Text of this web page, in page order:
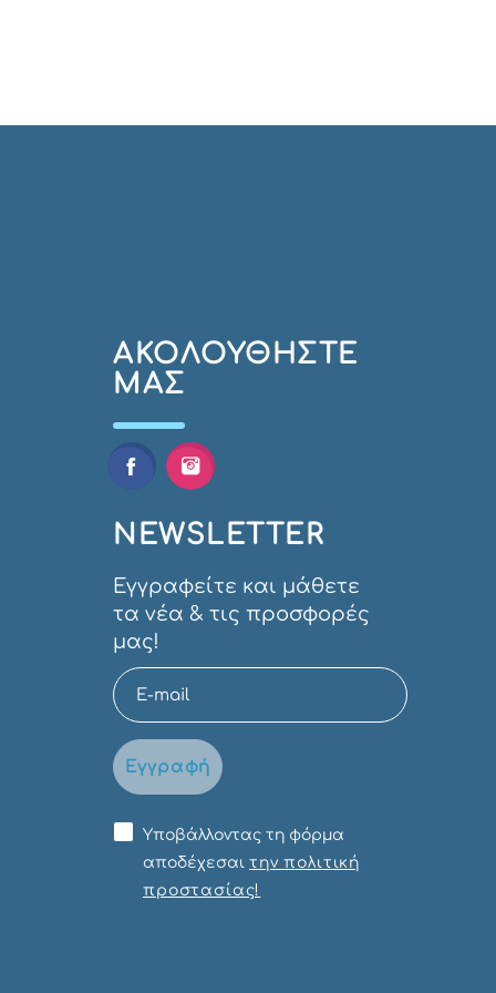
AΚΟΛΟΥΘΉΣΤΕ
ΜΑΣ
NEWSLETTER
Εγγραφείτε και μάθετε
τα νέα & τις προσφορές
μας!
Εγγραφή
Υποβάλλοντας τη φόρμα
αποδέχεσαι την πολιτική
προστασίας!